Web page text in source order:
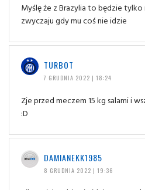
Myślę że z Brazylia to będzie
zwyczaju gdy mu coś nie idzie
TURBOT
7 GRUDNIA 2022 | 18:24
Zje przed meczem 15 kg salami i
:D
DAMIANEKK1985
8 GRUDNIA 2022 | 19:36